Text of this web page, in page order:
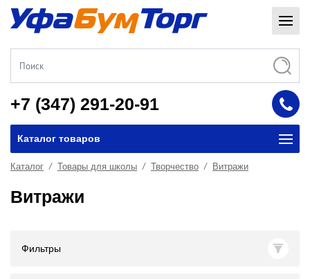
+7 (347) 291-20-91
Каталог товаров
Каталог Товары для школы Творчество Витражи
Витражи
Фильтры